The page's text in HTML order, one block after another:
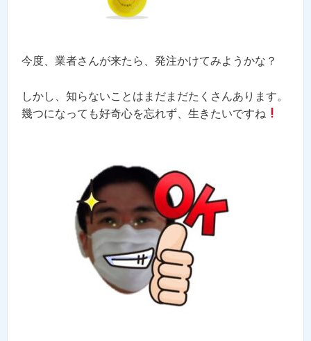
今度、業者さんが来たら、発注かけてみようかな？
しかし、知らないことはまだまだたくさんあります。
幾つになっても好奇心を忘れず、生きたいですね